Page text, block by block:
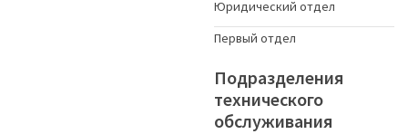
Юридический отдел
Первый отдел
Подразделения
технического
обслуживания